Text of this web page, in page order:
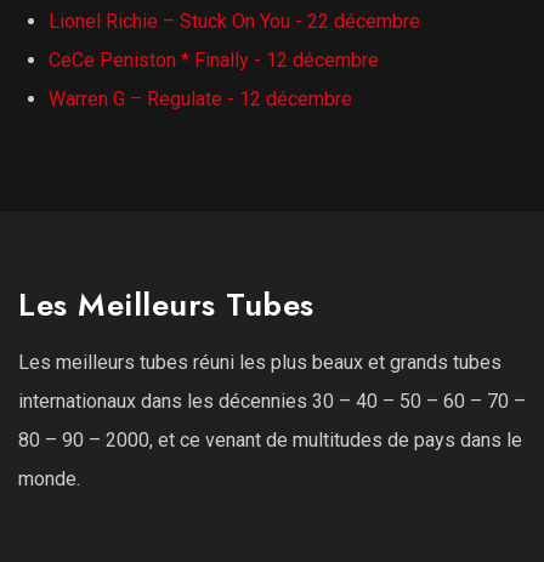
Lionel Richie – Stuck On You - 22 décembre
CeCe Peniston * Finally - 12 décembre
Warren G – Regulate - 12 décembre
Les Meilleurs Tubes
Les meilleurs tubes réuni les plus beaux et grands tubes
internationaux dans les décennies 30 – 40 – 50 – 60 – 70 –
80 – 90 – 2000, et ce venant de multitudes de pays dans le
monde.